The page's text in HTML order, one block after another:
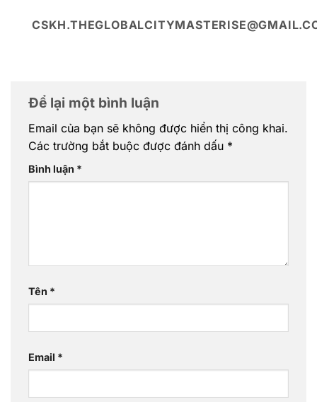
Để lại một bình luận
Email của bạn sẽ không được hiển thị công khai.
Các trường bắt buộc được đánh dấu *
Bình luận *
Tên *
Email *